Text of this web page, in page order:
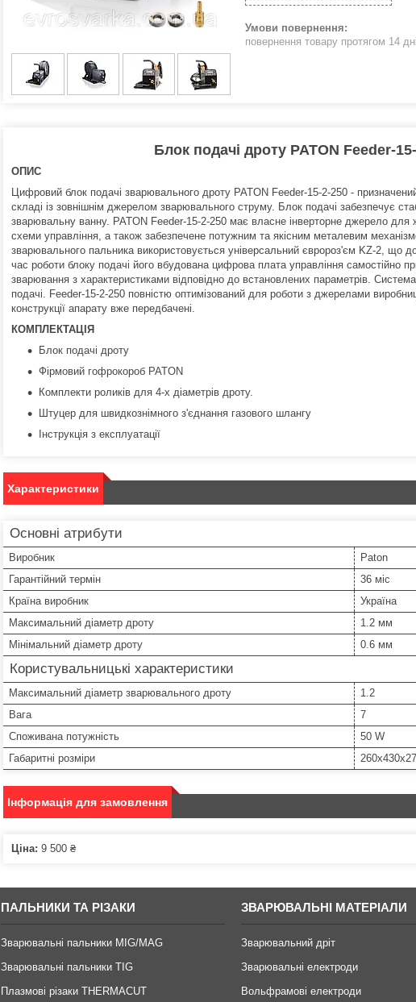
повернення товару протягом 14
Блок подачі дроту PATON Feeder-
ОПИС
Цифровий блок подачі зварювального дроту PATON Feeder-15-2-250 -
складі із зовнішнім джерелом зварювального струму. Блок подачі забезпечує
зварювальну ванну. PATON Feeder-15-2-250 має власне інверторне джерело для
схеми управління, а також забезпечене потужним та якісним металевим
зварювального пальника використовується універсальний євророз'єм KZ-2, що
час роботи блоку подачі його вбудована цифрова плата управління самостійно
зварювання з характеристиками відповідно до встановлених параметрів.
подачі. Feeder-15-2-250 повністю оптимізований для роботи з джерелами
конструкції апарату вже передбачені.
КОМПЛЕКТАЦІЯ
Блок подачі дроту
Фірмовий гофрокороб PATON
Комплекти роликів для 4-х діаметрів дроту.
Штуцер для швидкознімного з'єднання газового шлангу
Інструкція з експлуатації
Характеристики
Основні атрибути
Виробник
Paton
Гарантійний термін
36 міс
Країна виробник
Україна
Максимальний діаметр дроту
1.2 мм
Мінімальний діаметр дроту
0.6 мм
Користувальницькі характеристики
Максимальний діаметр зварювального дроту
1.2
Вага
7
Споживана потужність
50 W
Габаритні розміри
Інформація для замовлення
Ціна: 9 500 ₴
ПАЛЬНИКИ ТА РІЗАКИ
Зварювальні пальники MIG/MAG
Зварювальні пальники TIG
Плазмові різаки THERMACUT
ЗВАРЮВАЛЬНІ МАТЕРІАЛИ
Зварювальний дріт
Зварювальні електроди
Вольфрамові електроди